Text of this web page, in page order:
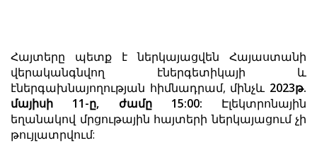
Հայտերը պետք է ներկայացվեն Հայաստանի
վերականգնվող էներգետիկայի և
էներգախնայողության հիմնադրամ, մինչև 2023թ.
մայիսի 11-ը, ժամը 15:00: Էլեկտրոնային
եղանակով մրցութային հայտերի ներկայացում չի
թույլատրվում: